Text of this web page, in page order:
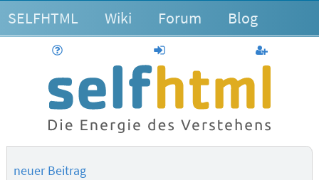
SELFHTML Wiki Forum Blog
anmelden
neuer Beitrag